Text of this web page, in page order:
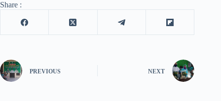
Share :
PREVIOUS NEXT